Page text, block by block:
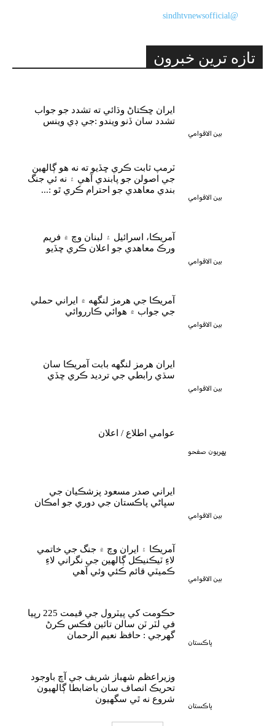
@sindhtvnewsofficial
تازه ترين خبرون
بين الاقوامي
ايران ڇڪتاڻ وڌائي ته تشدد جو جواب
تشدد سان ڏنو ويندو :جي ڊي وينس
بين الاقوامي
ٽرمپ ثابت ڪري ڇڏيو ته نه هو ڳالهين
جي اصولن جو پابندي آهي ۽ نه ئي جنگ
بندي معاهدي جو احترام ڪري ٿو :...
بين الاقوامي
آمريڪا، اسرائيل ۽ لبنان وچ ۾ فريم
ورڪ معاهدي جو اعلان ڪري ڇڏيو
بين الاقوامي
آمريڪا جي هرمز لنگهه ۾ ايراني حملي
جي جواب ۾ هوائي ڪارروائي
بين الاقوامي
ايران هرمز لنگهه بابت آمريڪا سان
سڌي رابطي جي ترديد ڪري ڇڏي
پهريون صفحو
عوامي اطلاع / اعلان
بين الاقوامي
ايراني صدر مسعود پزشڪيان جي
سڀاڻي پاڪستان جي دوري جو امڪان
بين الاقوامي
آمريڪا ۽ ايران وچ ۾ جنگ جي خاتمي
لاءِ ٽيڪنيڪل ڳالهين جي نگراني لاءِ
ڪميٽي قائم ڪئي وئي آهي
پاڪستان
حڪومت کي پيٽرول جي قيمت 225 رپيا
في لٽر ٽن سالن تائين فڪس ڪرڻ
گهرجي : حافظ نعيم الرحمان
پاڪستان
وزيراعظم شهباز شريف جي آڇ باوجود
تحريڪ انصاف سان باضابطا ڳالهيون
شروع نه ٿي سگهيون